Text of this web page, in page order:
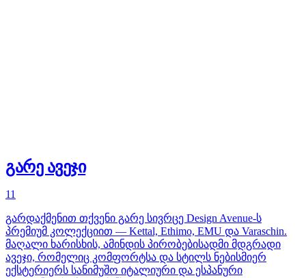
გარე ავეჯი
11
გარდაქმენით თქვენი გარე სივრცე Design Avenue-ს
პრემიუმ კოლექციით — Kettal, Ethimo, EMU და Varaschin.
მაღალი ხარისხის, ამინდის პირობებისადმი მდგრადი
ავეჯი, რომელიც კომფორტსა და სტილს ნებისმიერ
ექსტერიერს სანიმუშო იტალიური და ესპანური